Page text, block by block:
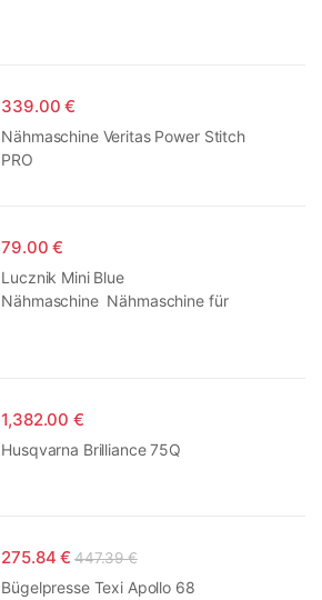
339.00 €
Nähmaschine Veritas Power Stitch
PRO
79.00 €
Lucznik Mini Blue
Nähmaschine Nähmaschine für
1,382.00 €
Husqvarna Brilliance 75Q
275.84 € 447.39 €
Bügelpresse Texi Apollo 68